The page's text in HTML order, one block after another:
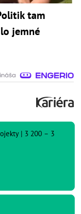
tam
jemné
| 3 200 – 3